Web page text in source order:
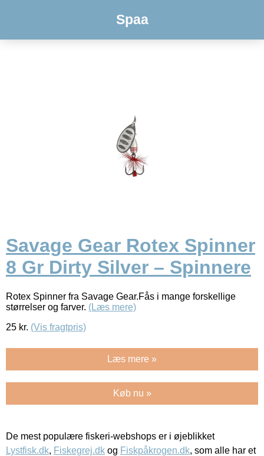
Spaa
Savage Gear Rotex Spinner
8 Gr Dirty Silver – Spinnere
Rotex Spinner fra Savage Gear.Fås i mange forskellige
størrelser og farver. (Læs mere)
25 kr. (Vis fragtpris)
Læs mere »
Køb nu »
De mest populære fiskeri-webshops er i øjeblikket
Lystfisk.dk, Fiskegrej.dk og Fiskpåkrogen.dk, som alle har et